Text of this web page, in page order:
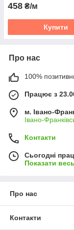
458 ₴/м
Купити
Про нас
100%
Працює з
м. Івано-
Івано-
Контакти
Сьогодні
Показати
Про нас
Контакти